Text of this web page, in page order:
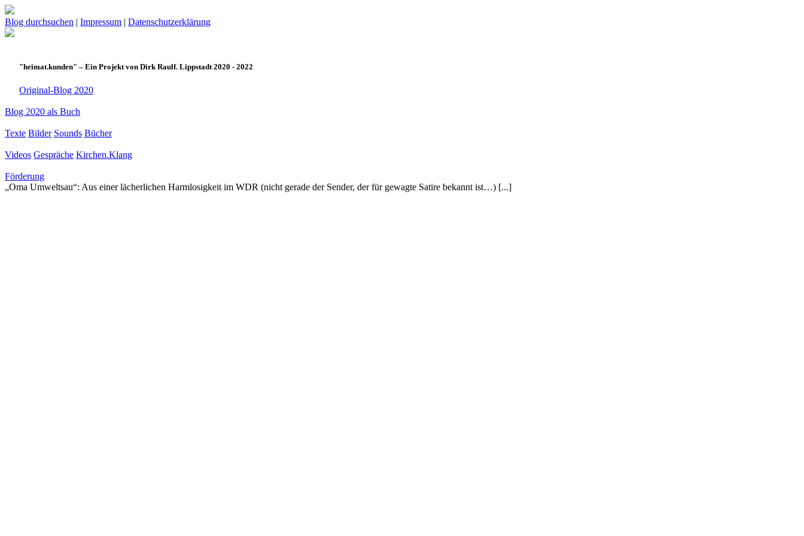
Blog durchsuchen | Impressum | Datenschutzerklärung
"heimat.kunden" – Ein Projekt von Dirk Raulf. Lippstadt 2020 - 2022
Original-Blog 2020
Blog 2020 als Buch
Texte Bilder Sounds Bücher
Videos Gespräche Kirchen.Klang
Förderung
„Oma Umweltsau“: Aus einer lächerlichen Harmlosigkeit im WDR (nicht gerade der Sender, der für gewagte Satire bekannt ist…) [...]